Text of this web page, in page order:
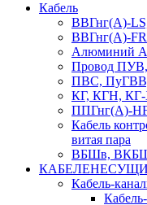
Кабель
ВВГнг(А)-
ВВГнг(А)-
Алюминий
Провод
ПВС,
КГ, КГН,
ППГнг(А)-
Кабель
витая пара
ВБШв,
Кабель-